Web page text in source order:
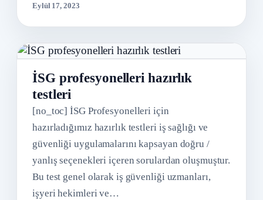
Eylül 17, 2023
İSG profesyonelleri hazırlık
testleri
[no_toc] İSG Profesyonelleri için
hazırladığımız hazırlık testleri iş sağlığı ve
güvenliği uygulamalarını kapsayan doğru /
yanlış seçenekleri içeren sorulardan oluşmuştur.
Bu test genel olarak iş güvenliği uzmanları,
işyeri hekimleri ve…